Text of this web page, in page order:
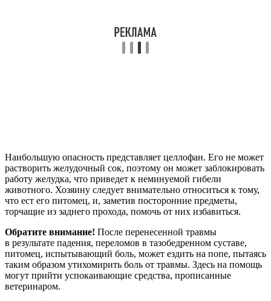
Наибольшую опасность представляет целлофан. Его не может
растворить желудочный сок, поэтому он может заблокировать
работу желудка, что приведет к неминуемой гибели
животного. Хозяину следует внимательно относиться к тому,
что ест его питомец, и, заметив посторонние предметы,
торчащие из заднего прохода, помочь от них избавиться.
Обратите внимание! После перенесенной травмы
в результате падения, переломов в тазобедренном суставе,
питомец, испытывающий боль, может ездить на попе, пытаясь
таким образом утихомирить боль от травмы. Здесь на помощь
могут прийти успокаивающие средства, прописанные
ветеринаром.